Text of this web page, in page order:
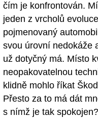
čím je konfrontován.
jeden z vrcholů
pojmenovaný
svou úrovní nedokáže
už dotyčný má. Místo
neopakovatelnou
klidně mohlo říkat
Přesto za to má dát
s nímž je tak